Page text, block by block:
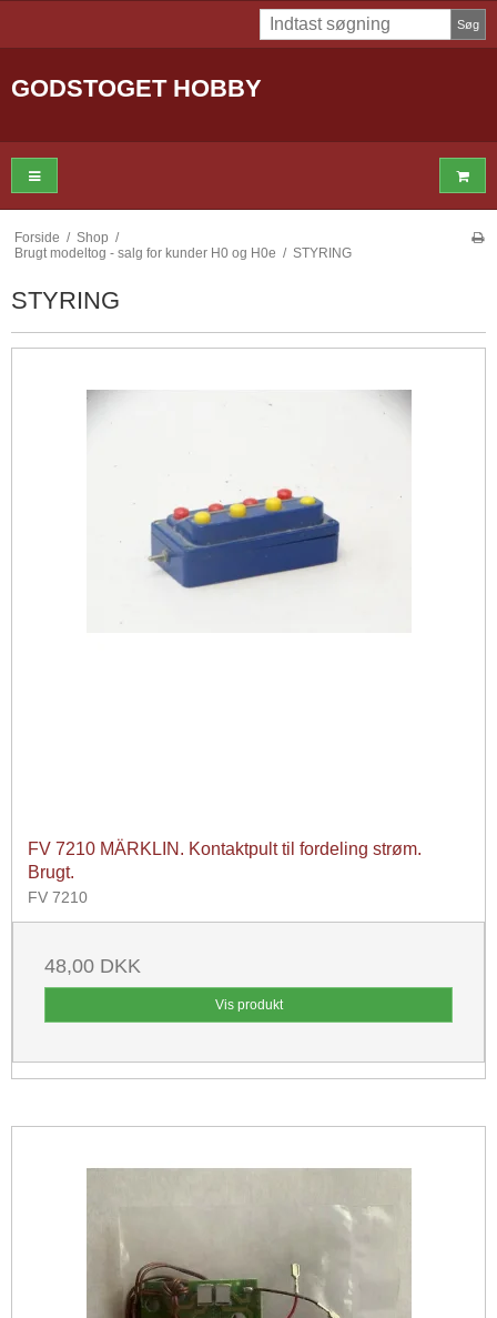
Søg
GODSTOGET HOBBY
Forside / Shop /
Brugt modeltog - salg for kunder H0 og H0e / STYRING
STYRING
FV 7210 MÄRKLIN. Kontaktpult til fordeling strøm.
Brugt.
FV 7210
48,00 DKK
Vis produkt